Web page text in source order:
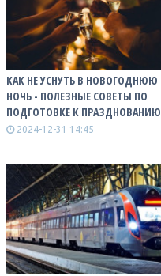
КАК НЕ УСНУТЬ В НОВОГОДНЮЮ
НОЧЬ - ПОЛЕЗНЫЕ СОВЕТЫ ПО
ПОДГОТОВКЕ К ПРАЗДНОВАНИЮ
2024-12-31 14:45